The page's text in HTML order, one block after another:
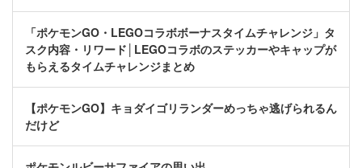
「ポケモンGO・LEGOコラボボーナスタイムチャレンジ」タ
スク内容・リワード│LEGOコラボのステッカーやキャップが
もらえるタイムチャレンジまとめ
【ポケモンGO】キョダイゴリランダーめっちゃ逃げられるん
だけど